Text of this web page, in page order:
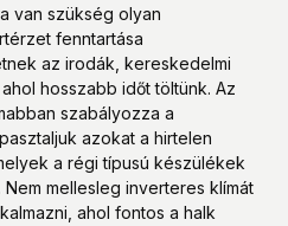
van szükség olyan
fenntartása
az irodák, kereskedelmi
hosszabb időt töltünk. Az
szabályozza a
azokat a hirtelen
a régi típusú készülékek
mellesleg inverteres klímát
ahol fontos a halk